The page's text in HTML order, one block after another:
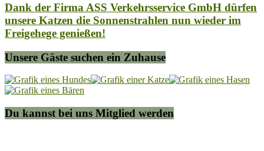
Dank der Firma ASS Verkehrsservice GmbH dürfen
unsere Katzen die Sonnenstrahlen nun wieder im
Freigehege genießen!
Unsere Gäste suchen ein Zuhause
Du kannst bei uns Mitglied werden